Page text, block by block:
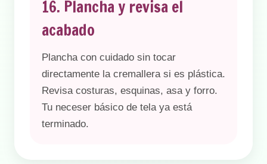
16. Plancha y revisa el
acabado
Plancha con cuidado sin tocar
directamente la cremallera si es plástica.
Revisa costuras, esquinas, asa y forro.
Tu neceser básico de tela ya está
terminado.